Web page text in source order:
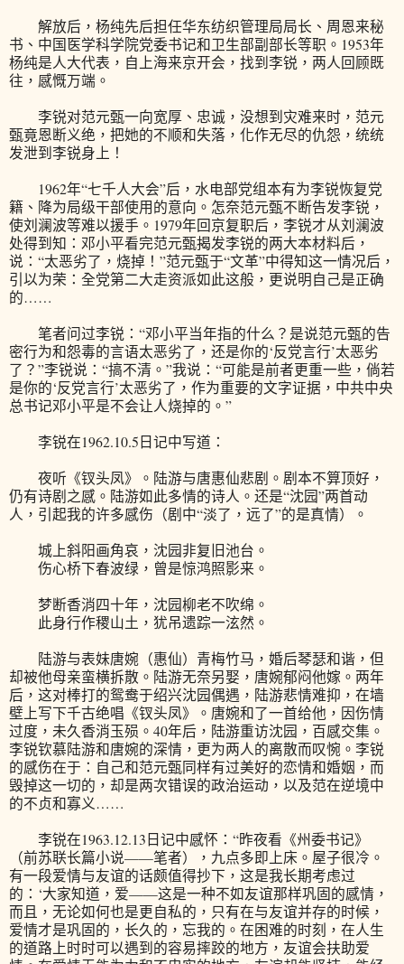
解放后，杨纯先后担任华东纺织管理局局长、周恩来秘
书、中国医学科学院党委书记和卫生部副部长等职。1953年
杨纯是人大代表，自上海来京开会，找到李锐，两人回顾既
往，感慨万端。
李锐对范元甄一向宽厚、忠诚，没想到灾难来时，范元
甄竟恩断义绝，把她的不顺和失落，化作无尽的仇怨，统统
发泄到李锐身上！
1962年“七千人大会”后，水电部党组本有为李锐恢复党
籍、降为局级干部使用的意向。怎奈范元甄不断告发李锐，
使刘澜波等难以援手。1979年回京复职后，李锐才从刘澜波
处得到知：邓小平看完范元甄揭发李锐的两大本材料后，
说：“太恶劣了，烧掉！”范元甄于“文革”中得知这一情况后，
引以为荣：全党第二大走资派如此这般，更说明自己是正确
的……
笔者问过李锐：“邓小平当年指的什么？是说范元甄的告
密行为和怨毒的言语太恶劣了，还是你的‘反党言行’太恶劣
了？”李锐说：“搞不清。”我说：“可能是前者更重一些，倘若
是你的‘反党言行’太恶劣了，作为重要的文字证据，中共中央
总书记邓小平是不会让人烧掉的。”
李锐在1962.10.5日记中写道：
夜听《钗头凤》。陆游与唐惠仙悲剧。剧本不算顶好，
仍有诗剧之感。陆游如此多情的诗人。还是“沈园”两首动
人，引起我的许多感伤（剧中“淡了，远了”的是真情）。
城上斜阳画角哀，沈园非复旧池台。
伤心桥下春波绿，曾是惊鸿照影来。
梦断香消四十年，沈园柳老不吹绵。
此身行作稷山土，犹吊遗踪一泫然。
陆游与表妹唐婉（惠仙）青梅竹马，婚后琴瑟和谐，但
却被他母亲蛮横拆散。陆游无奈另娶，唐婉郁闷他嫁。两年
后，这对棒打的鸳鸯于绍兴沈园偶遇，陆游悲情难抑，在墙
壁上写下千古绝唱《钗头凤》。唐婉和了一首给他，因伤情
过度，未久香消玉殒。40年后，陆游重访沈园，百感交集。
李锐钦慕陆游和唐婉的深情，更为两人的离散而叹惋。李锐
的感伤在于：自己和范元甄同样有过美好的恋情和婚姻，而
毁掉这一切的，却是两次错误的政治运动，以及范在逆境中
的不贞和寡义……
李锐在1963.12.13日记中感怀：“昨夜看《州委书记》
（前苏联长篇小说——笔者），九点多即上床。屋子很冷。
有一段爱情与友谊的话颇值得抄下，这是我长期考虑过
的：‘大家知道，爱——这是一种不如友谊那样巩固的感情，
而且，无论如何也是更自私的，只有在与友谊并存的时候，
爱情才是巩固的，长久的，忘我的。在困难的时刻，在人生
的道路上时时可以遇到的容易摔跤的地方，友谊会扶助爱